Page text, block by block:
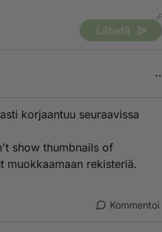
Lähetä
korjaantuu seuraavissa
show thumbnails of
rekisteriä.
Kommentoi